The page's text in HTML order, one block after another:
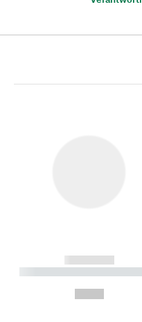
------------
----------- -----------